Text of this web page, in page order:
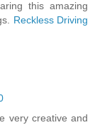
this amazing
Reckless Driving
very creative and